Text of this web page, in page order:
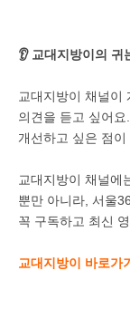
👂 교대지방이의 귀
교대지방이 채널이
의견을 듣고 싶어
개선하고 싶은 점이
교대지방이 채널에
뿐만 아니라, 서울
꼭 구독하고 최신
교대지방이 바로가기